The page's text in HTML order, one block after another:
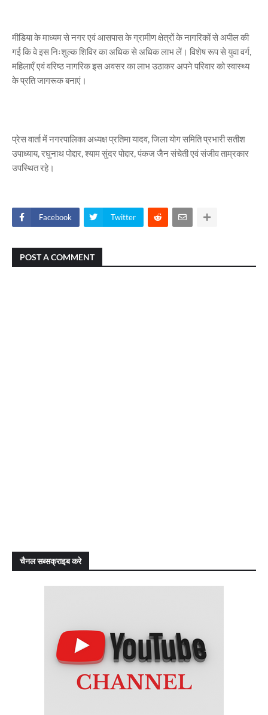
मीडिया के माध्यम से नगर एवं आसपास के ग्रामीण क्षेत्रों के नागरिकों से अपील की
गई कि वे इस निःशुल्क शिविर का अधिक से अधिक लाभ लें। विशेष रूप से युवा वर्ग,
महिलाएँ एवं वरिष्ठ नागरिक इस अवसर का लाभ उठाकर अपने परिवार को स्वास्थ्य
के प्रति जागरूक बनाएं।
प्रेस वार्ता में नगरपालिका अध्यक्ष प्रतिमा यादव, जिला योग समिति प्रभारी सतीश
उपाध्याय, रघुनाथ पोद्दार, श्याम सुंदर पोद्दार, पंकज जैन संचेती एवं संजीव ताम्रकार
उपस्थित रहे।
Facebook Twitter
POST A COMMENT
चैनल सब्सक्राइब करे